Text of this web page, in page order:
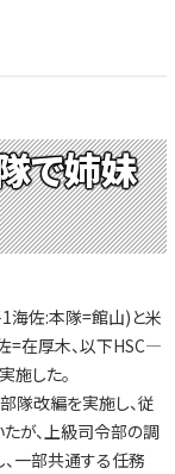
で姉妹
海佐:本隊=館山)と米
=在厚木、以下HSC—
施した。
改編を実施し、従
が、上級司令部の調
一部共通する任務